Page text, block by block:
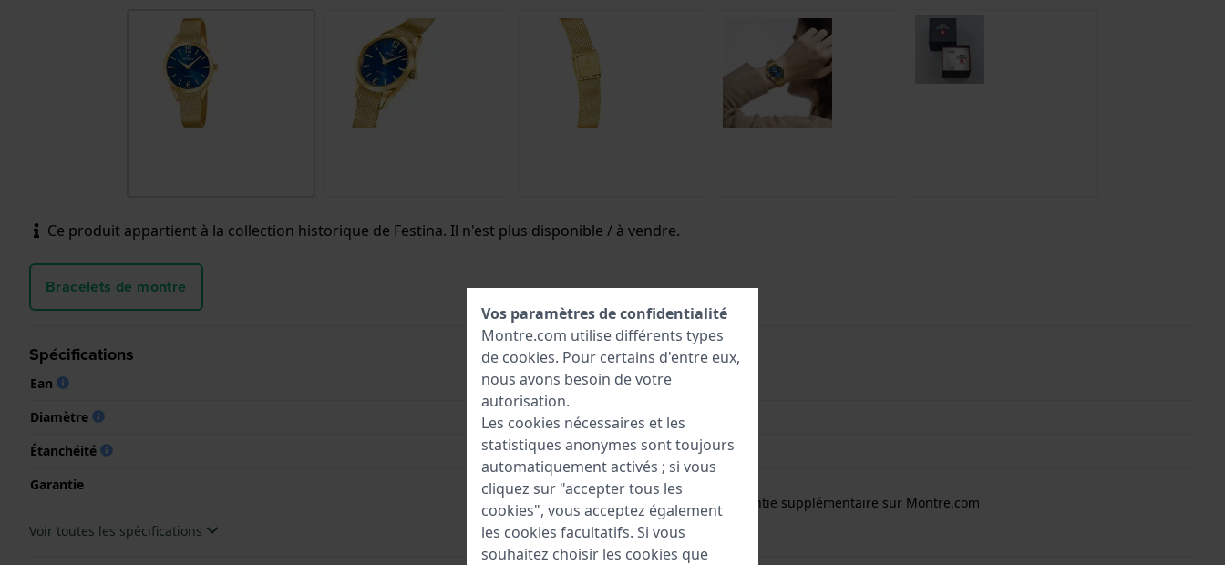
Ce produit appartient à la collection historique de Festina. Il n'est plus disponible / à vendre.
Bracelets de montre
Spécifications
Ean
8430622843341
Diamètre
32 mm
Étanchéité
5 Bar (douche)
Garantie
Garantie de 2 ans
Gratuit
1 an de garantie supplémentaire sur Montre.com
Voir toutes les spécifications
Vos paramètres de confidentialité
Montre.com utilise différents types
de cookies. Pour certains d'entre eux,
nous avons besoin de votre
autorisation.
Les cookies nécessaires et les
statistiques anonymes sont toujours
automatiquement activés ; si vous
cliquez sur "accepter tous les
cookies", vous acceptez également
les cookies facultatifs. Si vous
souhaitez choisir les cookies que